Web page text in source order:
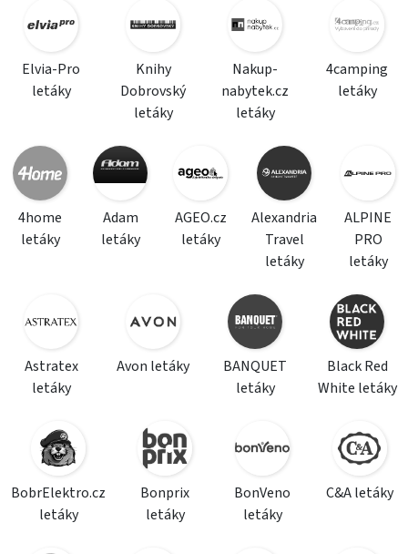
Elvia-Pro
letáky
Knihy
Dobrovský
letáky
Nakup-
nabytek.cz
letáky
4camping
letáky
4home
letáky
Adam
letáky
AGEO.cz
letáky
Alexandria
Travel
letáky
ALPINE
PRO
letáky
Astratex
letáky
Avon letáky
BANQUET
letáky
Black Red
White letáky
BobrElektro.cz
letáky
Bonprix
letáky
BonVeno
letáky
C&A letáky